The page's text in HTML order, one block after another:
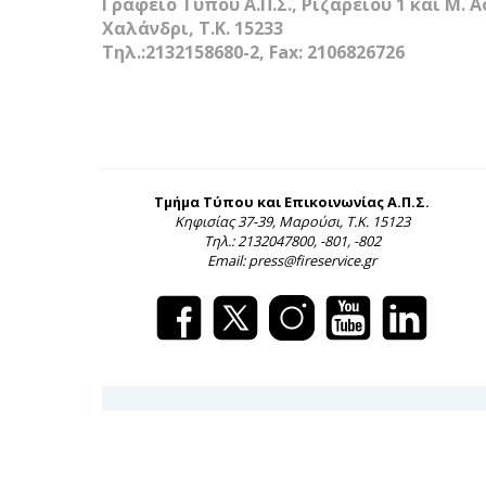
Χαλάνδρι, Τ.Κ. 15233
Τηλ.:2132158680-2, Fax: 2106826726
Τμήμα Τύπου και Επικοινωνίας Α.Π.Σ.
Κηφισίας 37-39, Μαρούσι, Τ.Κ. 15123
Τηλ.: 2132047800, -801, -802
Email: press@fireservice.gr